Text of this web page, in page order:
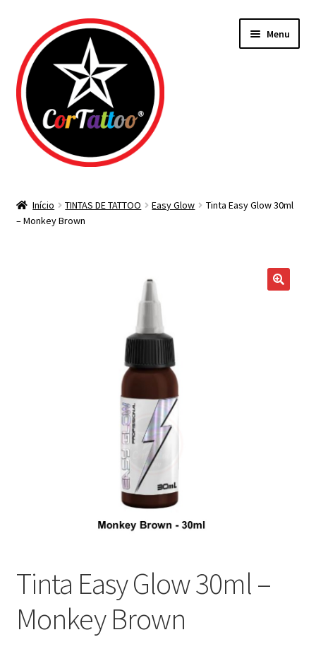
para
navegação
para
o
conteúdo
Menu
Agulhas
Início TINTAS DE TATTOO Easy Glow
Tinta Easy Glow 30ml
– Monkey Brown
Tinta Easy Glow 30ml –
Monkey Brown